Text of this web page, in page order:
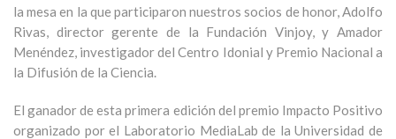
la mesa en la que participaron nuestros socios de honor, Adolfo
Rivas, director gerente de la Fundación Vinjoy, y Amador
Menéndez, investigador del Centro Idonial y Premio Nacional a
la Difusión de la Ciencia.
El ganador de esta primera edición del premio Impacto Positivo
organizado por el Laboratorio MediaLab de la Universidad de